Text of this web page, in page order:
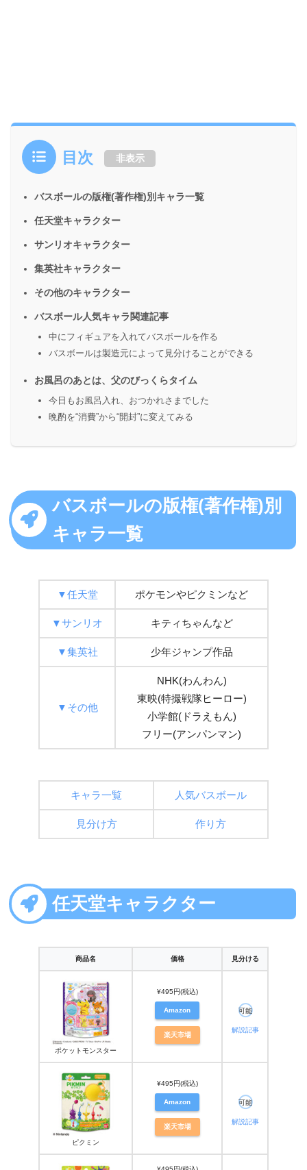
目次 非表示
バスボールの版権(著作権)別キャラ一覧
任天堂キャラクター
サンリオキャラクター
集英社キャラクター
その他のキャラクター
バスボール人気キャラ関連記事
中にフィギュアを入れてバスボールを作る
バスボールは製造元によって見分けることができる
お風呂のあとは、父のびっくらタイム
今日もお風呂入れ、おつかれさまでした
晩酌を“消費”から“開封”に変えてみる
バスボールの版権(著作権)別
キャラ一覧
▼任天堂 ポケモンやピクミンなど
▼サンリオ キティちゃんなど
▼集英社 少年ジャンプ作品
▼その他
NHK(わんわん)
東映(特撮戦隊ヒーロー)
小学館(ドラえもん)
フリー(アンパンマン)
キャラ一覧 人気バスボール
見分け方 作り方
任天堂キャラクター
商品名 価格 見分ける
ポケットモンスター
¥495円(税込)
Amazon
楽天市場
可能
解説記事
ピクミン
¥495円(税込)
Amazon
楽天市場
可能
解説記事